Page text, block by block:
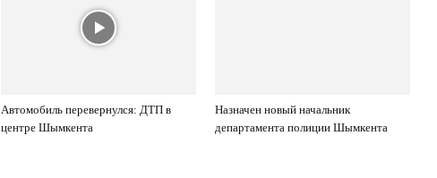
Автомобиль перевернулся: ДТП в
центре Шымкента
Назначен новый начальник
департамента полиции Шымкента